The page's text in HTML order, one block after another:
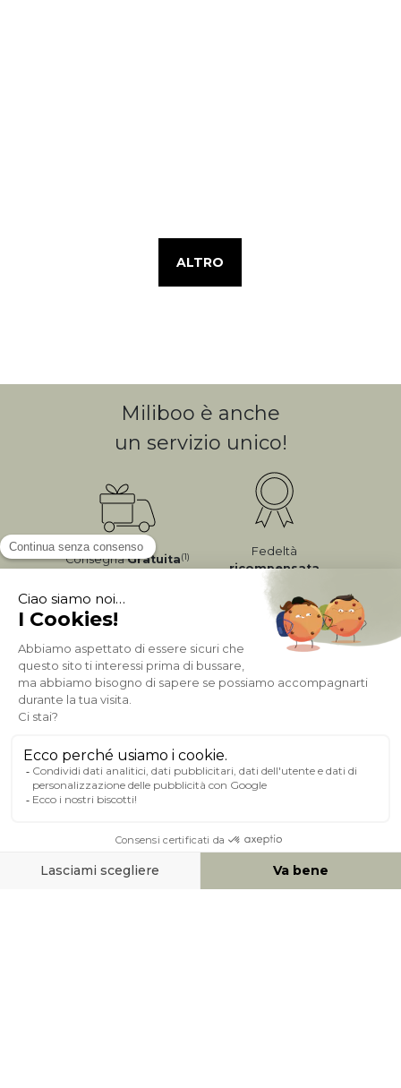
ALTRO
Miliboo è anche
un servizio unico!
ConsegnaGratuita(1)
Fedeltà
ricompensata
Pagamento sicuro
A PROPOSITO DI MILIBOO
AIUTO & CONTATTO